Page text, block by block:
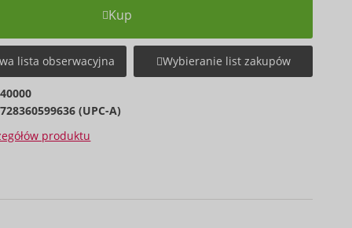
Kup
lista obserwacyjna Wybieranie list zakupów
728360599636 (UPC-A)
produktu